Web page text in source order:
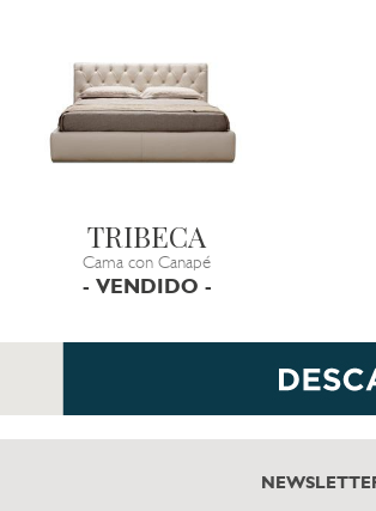
TRIBECA
Cama con Canapé
- VENDIDO -